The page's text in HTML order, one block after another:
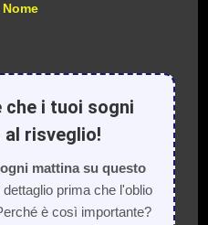
che i tuoi sogni
al risveglio!
mattina su questo
prima che l'oblio
è così importante?